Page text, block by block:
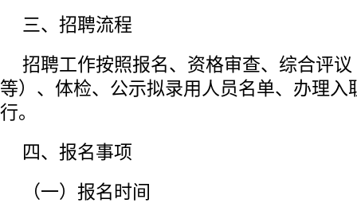
三、招聘流程
招聘工作按照报名、资格审查、综合评
等）、体检、公示拟录用人员名单、办理入
行。
四、报名事项
（一）报名时间